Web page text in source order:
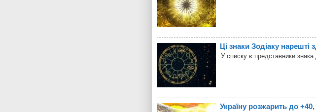
Ці знаки Зодіаку нарешті
У списку є представники знака
Україну розжарить до